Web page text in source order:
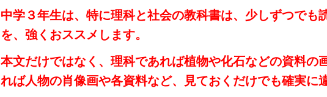
中学３年生は、特に理科と社会の教科書は、少しずつでも
を、強くおススメします。
本文だけではなく、理科であれば植物や化石などの資料の
れば人物の肖像画や各資料など、見ておくだけでも確実に